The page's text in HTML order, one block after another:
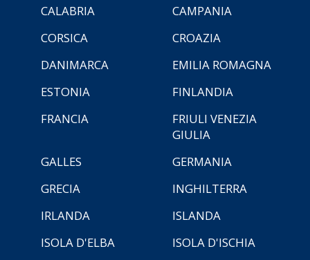
CALABRIA
CAMPANIA
CORSICA
CROAZIA
DANIMARCA
EMILIA ROMAGNA
ESTONIA
FINLANDIA
FRANCIA
FRIULI VENEZIA
GIULIA
GALLES
GERMANIA
GRECIA
INGHILTERRA
IRLANDA
ISLANDA
ISOLA D'ELBA
ISOLA D'ISCHIA